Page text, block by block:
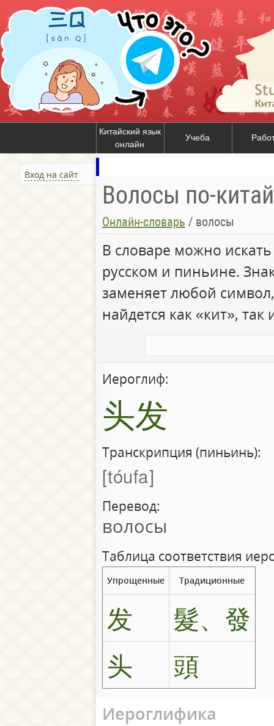
Китайский язык
онлайн
Учеба
Вход на сайт
Волосы по-
Онлайн-словарь / волосы
В словаре можно
русском и пиньине.
заменяет любой
найдется как «кит», так
Иероглиф:
头发
Транскрипция (пиньинь):
tóufa
Перевод:
волосы
Таблица соответствия
Упрощенные Традиционные
发
髮、發
头
頭
Иероглифика